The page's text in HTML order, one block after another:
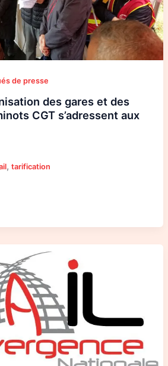
de presse
des gares et des
CGT s’adressent aux
, tarification